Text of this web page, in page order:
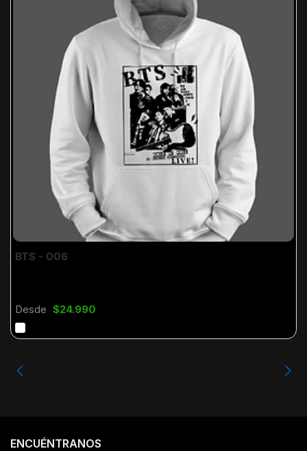
BTS - 006
Desde $24.990
ENCUÉNTRANOS